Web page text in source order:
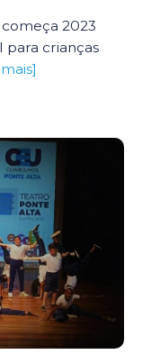
2023
crianças